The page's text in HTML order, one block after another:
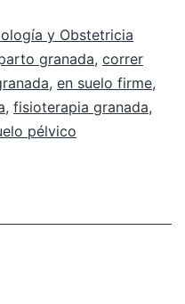
y Obstetricia
granada, correr
, en suelo firme,
, fisioterapia granada,
pélvico